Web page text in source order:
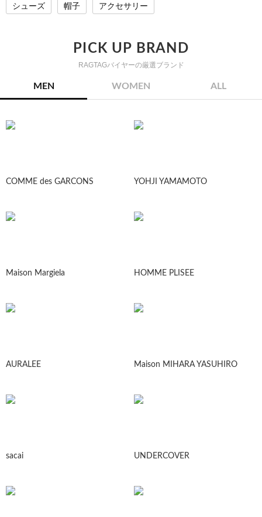
シューズ
帽子 アクセサリー
PICK UP BRAND
RAGTAGバイヤーの厳選ブランド
MEN WOMEN ALL
COMME des GARCONS YOHJI YAMAMOTO
Maison Margiela HOMME PLISEE
AURALEE Maison MIHARA YASUHIRO
sacai UNDERCOVER